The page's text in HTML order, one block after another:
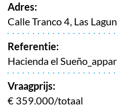
Adres:
Calle Tranco 4, Las
Referentie:
Hacienda el
Vraagprijs:
€ 359.000/totaal